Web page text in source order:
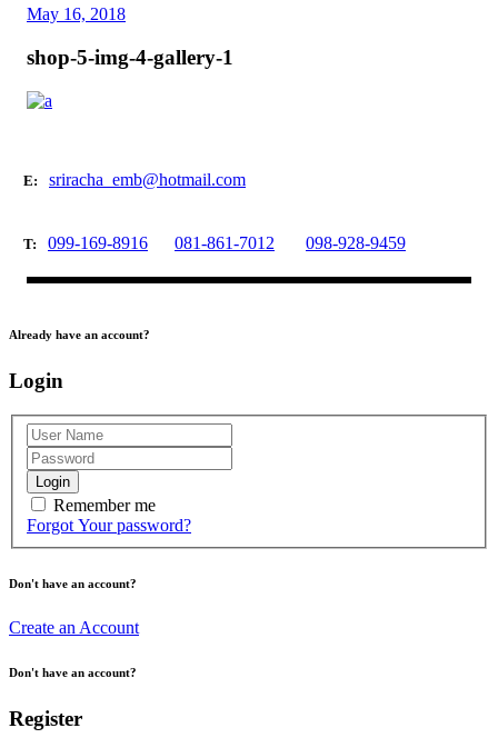
May 16, 2018
shop-5-img-4-gallery-1
E: sriracha_emb@hotmail.com
T: 099-169-8916 081-861-7012 098-928-9459
Already have an account?
Login
Login
Remember me
Forgot Your password?
Don't have an account?
Create an Account
Don't have an account?
Register